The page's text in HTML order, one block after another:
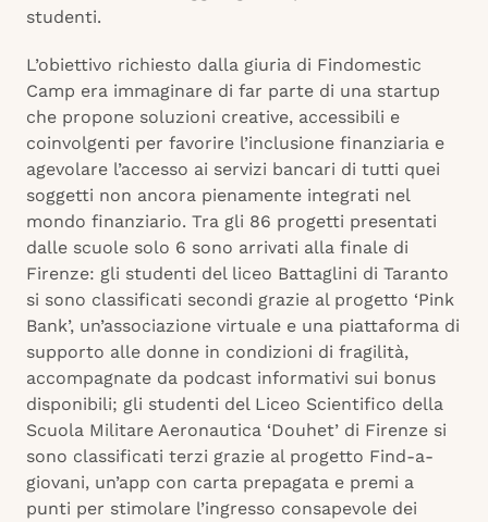
studenti.
L’obiettivo richiesto dalla giuria di Findomestic
Camp era immaginare di far parte di una startup
che propone soluzioni creative, accessibili e
coinvolgenti per favorire l’inclusione finanziaria e
agevolare l’accesso ai servizi bancari di tutti quei
soggetti non ancora pienamente integrati nel
mondo finanziario. Tra gli 86 progetti presentati
dalle scuole solo 6 sono arrivati alla finale di
Firenze: gli studenti del liceo Battaglini di Taranto
si sono classificati secondi grazie al progetto ‘Pink
Bank’, un’associazione virtuale e una piattaforma di
supporto alle donne in condizioni di fragilità,
accompagnate da podcast informativi sui bonus
disponibili; gli studenti del Liceo Scientifico della
Scuola Militare Aeronautica ‘Douhet’ di Firenze si
sono classificati terzi grazie al progetto Find-a-
giovani, un’app con carta prepagata e premi a
punti per stimolare l’ingresso consapevole dei